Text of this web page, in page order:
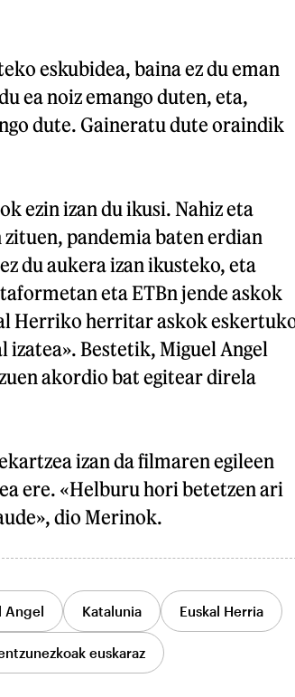
eskubidea, baina ez du eman
ea noiz emango duten, eta,
dute. Gaineratu dute oraindik
ezin izan du ikusi. Nahiz eta
pandemia baten erdian
du aukera izan ikusteko, eta
eta ETBn jende askok
Herriko herritar askok
izatea». Bestetik, Miguel Angel
akordio bat egitear direla
izan da filmaren egileen
ere. «Helburu hori betetzen ari
dio Merinok.
Angel Katalunia Euskal Herria
euskaraz